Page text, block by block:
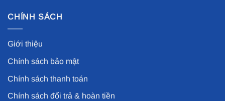
CHÍNH SÁCH
Giới thiệu
Chính sách bảo mật
Chính sách thanh toán
Chính sách đổi trả & hoàn tiền